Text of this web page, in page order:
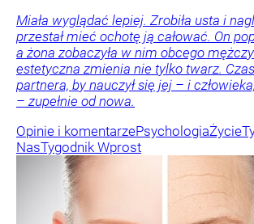
Miała wyglądać lepiej. Zrobiła usta i
przestał mieć ochotę ją całować. On
a żona zobaczyła w nim obcego
estetyczna zmienia nie tylko twarz.
partnera, by nauczył się jej – i
– zupełnie od nowa.
Opinie i komentarzePsychologiaŻycie
NasTygodnik Wprost